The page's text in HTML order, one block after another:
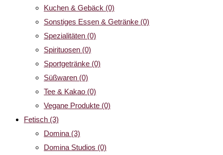
Kuchen & Gebäck (0)
Sonstiges Essen & Getränke (0)
Spezialitäten (0)
Spirituosen (0)
Sportgetränke (0)
Süßwaren (0)
Tee & Kakao (0)
Vegane Produkte (0)
Fetisch (3)
Domina (3)
Domina Studios (0)